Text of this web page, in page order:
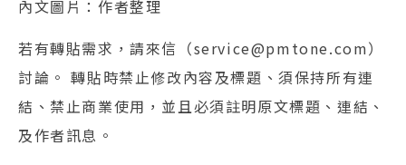
內文圖片：作者整理
若有轉貼需求，請來信（service@pmtone.com）
討論。 轉貼時禁止修改內容及標題、須保持所有連
結、禁止商業使用，並且必須註明原文標題、連結、
及作者訊息。